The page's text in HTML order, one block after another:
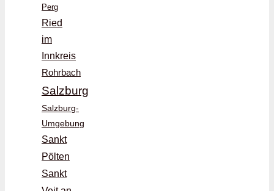
Perg
Ried
im
Innkreis
Rohrbach
Salzburg
Salzburg-
Umgebung
Sankt
Pölten
Sankt